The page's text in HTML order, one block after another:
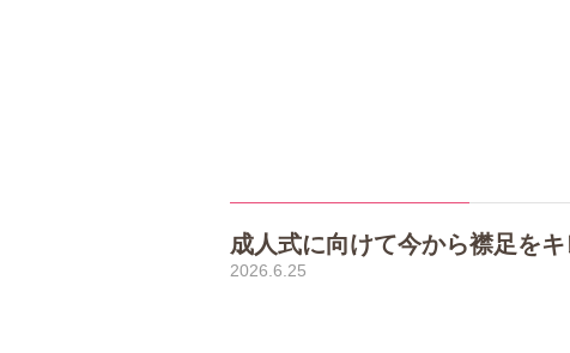
成人式に向けて今から襟足をキ
2026.6.25